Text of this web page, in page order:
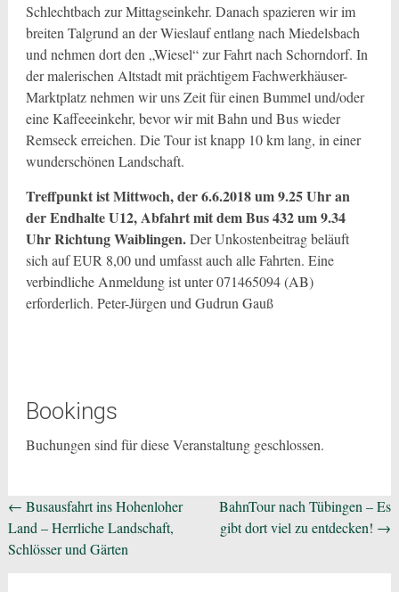
Schlechtbach zur Mittagseinkehr. Danach spazieren wir im
breiten Talgrund an der Wieslauf entlang nach Miedelsbach
und nehmen dort den „Wiesel“ zur Fahrt nach Schorndorf. In
der malerischen Altstadt mit prächtigem Fachwerkhäuser-
Marktplatz nehmen wir uns Zeit für einen Bummel und/oder
eine Kaffeeeinkehr, bevor wir mit Bahn und Bus wieder
Remseck erreichen. Die Tour ist knapp 10 km lang, in einer
wunderschönen Landschaft.
Treffpunkt ist Mittwoch, der 6.6.2018 um 9.25 Uhr an
der Endhalte U12, Abfahrt mit dem Bus 432 um 9.34
Uhr Richtung Waiblingen.Der Unkostenbeitrag beläuft
sich auf EUR 8,00 und umfasst auch alle Fahrten. Eine
verbindliche Anmeldung ist unter 071465094 (AB)
erforderlich. Peter-Jürgen und Gudrun Gauß
Bookings
Buchungen sind für diese Veranstaltung geschlossen.
Beitragsnavigation
← Busausfahrt ins Hohenloher
Land – Herrliche Landschaft,
Schlösser und Gärten
BahnTour nach Tübingen – Es
gibt dort viel zu entdecken! →